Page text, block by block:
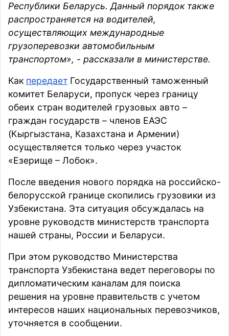
Республики Беларусь. Данный порядок также
распространяется на водителей,
осуществляющих международные
грузоперевозки автомобильным
транспортом», - рассказали в министерстве.
Как передает Государственный таможенный
комитет Беларуси, пропуск через границу
обеих стран водителей грузовых авто –
граждан государств – членов ЕАЭС
(Кыргызстана, Казахстана и Армении)
осуществляется только через участок
«Езерище – Лобок».
После введения нового порядка на российско-
белорусской границе скопились грузовики из
Узбекистана. Эта ситуация обсуждалась на
уровне руководств министерств транспорта
нашей страны, России и Беларуси.
При этом руководство Министерства
транспорта Узбекистана ведет переговоры по
дипломатическим каналам для поиска
решения на уровне правительств с учетом
интересов наших национальных перевозчиков,
уточняется в сообщении.